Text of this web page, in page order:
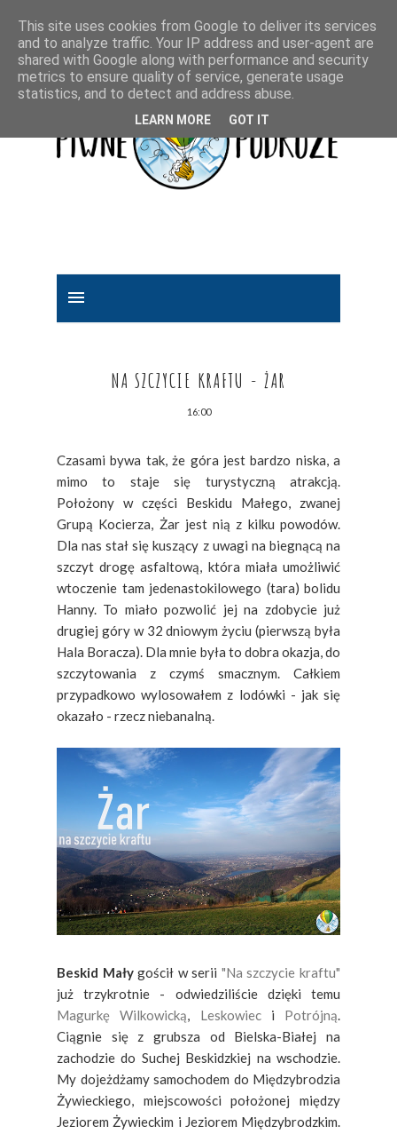
NA SZCZYCIE KRAFTU - ŻAR
16:00
Czasami bywa tak, że góra jest bardzo niska, a
mimo to staje się turystyczną atrakcją.
Położony w części Beskidu Małego, zwanej
Grupą Kocierza, Żar jest nią z kilku powodów.
Dla nas stał się kuszący z uwagi na biegnącą na
szczyt drogę asfaltową, która miała umożliwić
wtoczenie tam jedenastokilowego (tara) bolidu
Hanny. To miało pozwolić jej na zdobycie już
drugiej góry w 32 dniowym życiu (pierwszą była
Hala Boracza). Dla mnie była to dobra okazja, do
szczytowania z czymś smacznym. Całkiem
przypadkowo wylosowałem z lodówki - jak się
okazało - rzecz niebanalną.
Beskid Małygościł w serii "Na szczycie kraftu"
już trzykrotnie - odwiedziliście dzięki temu
Magurkę Wilkowicką, Leskowiec i Potrójną.
Ciągnie się z grubsza od Bielska-Białej na
zachodzie do Suchej Beskidzkiej na wschodzie.
My dojeżdżamy samochodem do Międzybrodzia
Żywieckiego, miejscowości położonej między
Jeziorem Żywieckim i Jeziorem Międzybrodzkim.
This site uses cookies from Google to deliver its services
and to analyze traffic. Your IP address and user-agent are
shared with Google along with performance and security
metrics to ensure quality of service, generate usage
statistics, and to detect and address abuse.
LEARN MORE GOT IT